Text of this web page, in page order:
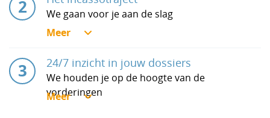
We gaan voor je aan de slag
24/7 inzicht in jouw dossiers
We houden je op de hoogte van de
vorderingen